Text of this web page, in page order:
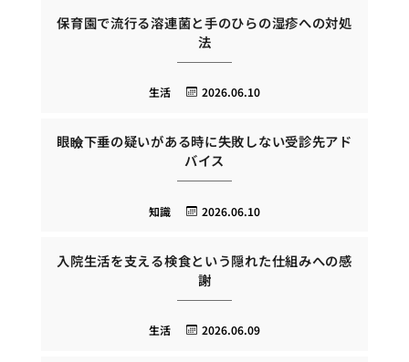
保育園で流行る溶連菌と手のひらの湿疹への対処
法
2026.06.10
生活
眼瞼下垂の疑いがある時に失敗しない受診先アド
バイス
2026.06.10
知識
入院生活を支える検食という隠れた仕組みへの感
謝
2026.06.09
生活